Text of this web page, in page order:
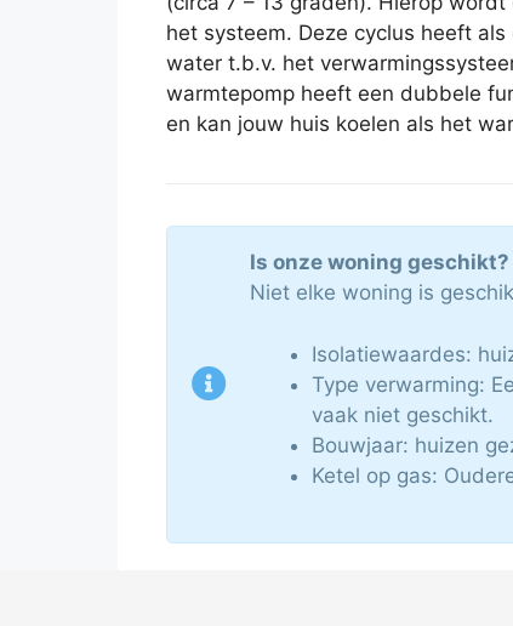
het systeem. Deze cyclus heeft
water t.b.v. het
warmtepomp heeft een dubbele
en kan jouw huis koelen als het
Is onze woning geschikt?
Niet elke woning is
Isolatiewaardes:
Type verwarming:
vaak niet geschikt.
Bouwjaar: huizen
Ketel op gas: